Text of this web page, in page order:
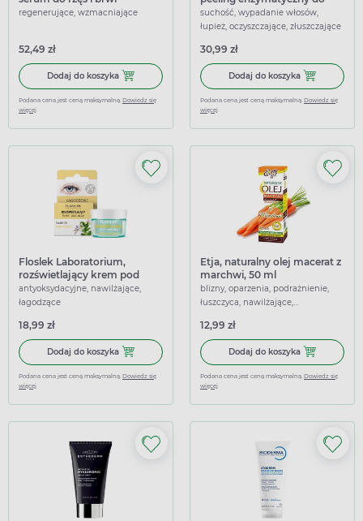
regenerujące, wzmacniające
52,49 zł
Dodaj do koszyka Dodaj do koszyka Regenerum regeneracyjne serum do
Podana cena jest ceną maksymalną. Dowiedz się
więcej
skóry głowy, 110 ml
suchość, wypadanie włosów,
łupież, oczyszczające, złuszczające
30,99 zł
Dodaj do koszyka Dodaj do
Podana cena jest ceną maksymalną. Dowiedz się
więcej
Floslek Laboratorium,
rozświetlający krem pod
oczy, świetlik i witamina C, 15
ml
antyoksydacyjne, nawilżające,
łagodzące
18,99 zł
Dodaj do koszyka Dodaj do koszyka Floslek Laboratorium, rozświetlający
Podana cena jest ceną maksymalną. Dowiedz się
więcej
Etja, naturalny olej macerat z
marchwi, 50 ml
blizny, oparzenia, podrażnienie,
łuszczyca, nawilżające,
12,99 zł
Dodaj do koszyka Dodaj do
Podana cena jest ceną maksymalną. Dowiedz się
więcej